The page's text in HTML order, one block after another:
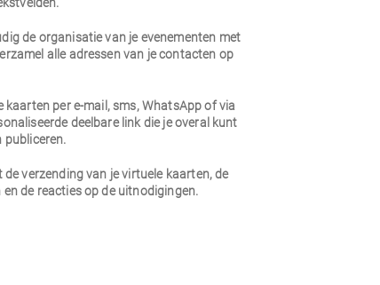
de organisatie van je evenementen met
alle adressen van je contacten op
kaarten per e-mail, sms, WhatsApp of via
deelbare link die je overal kunt
publiceren.
de verzending van je virtuele kaarten, de
en de reacties op de uitnodigingen.